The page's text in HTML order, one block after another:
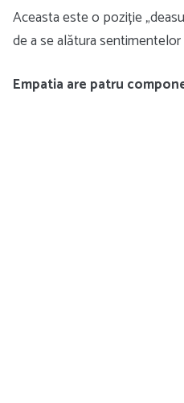
Aceasta este o poziție
de a se alătura sentimentelor
Empatia are patru